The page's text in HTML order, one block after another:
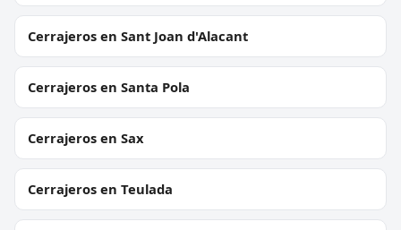
Cerrajeros en Sant Joan d'Alacant
Cerrajeros en Santa Pola
Cerrajeros en Sax
Cerrajeros en Teulada